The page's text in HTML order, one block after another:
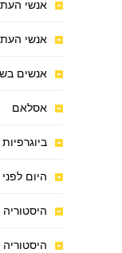
אנשי
אנשי
אנשים
אסלאם
היום לפני